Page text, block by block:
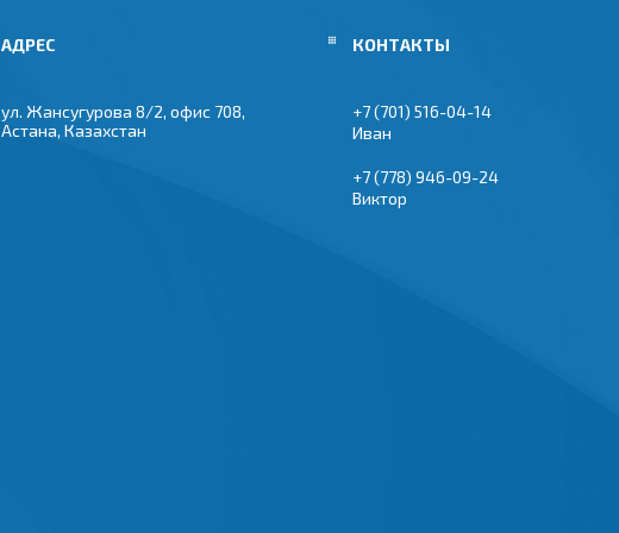
ул. Жансугурова 8/2, офис 708,
Астана, Казахстан
+7 (701) 516-04-14
Иван
+7 (778) 946-09-24
Виктор